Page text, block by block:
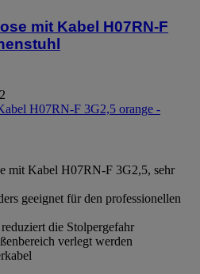
mit Kabel H07RN-F
H07RN-F 3G2,5 orange -
mit Kabel H07RN-F 3G2,5, sehr
geeignet für den professionellen
die Stolpergefahr
verlegt werden